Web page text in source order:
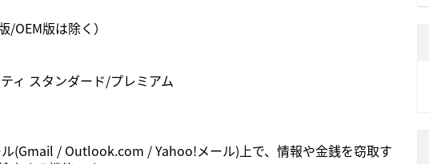
OEM版は除く）
ィ スタンダード/プレミアム
ル(Gmail / Outlook.com / Yahoo!メール)上で、情報や金銭を窃取す